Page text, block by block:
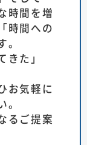
時間を増
時間への
きた」
お気軽に
るご提案